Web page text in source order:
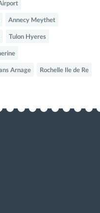
Annecy Meythet
Tulon Hyeres
Arnage Rochelle Ile de Re